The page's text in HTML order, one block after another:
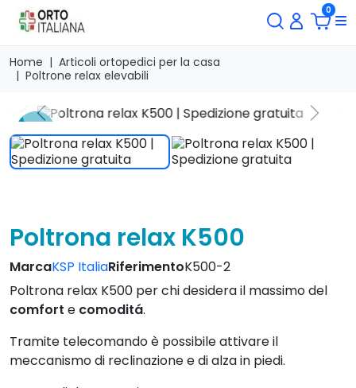
0
Home
Articoli ortopedici per la casa
Poltrone relax elevabili
Previous Next
Poltrona relax K500
MarcaKSP ItaliaRiferimentoK500-2
Poltrona relax K500 per chi desidera il massimo del
comfort e comoditá.
Tramite telecomando è possibile attivare il
meccanismo di reclinazione e di alza in piedi.